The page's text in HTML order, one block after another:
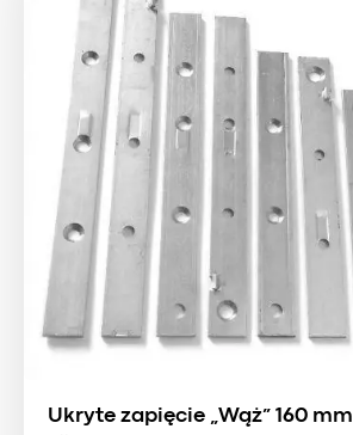
Ukryte zapięcie „Wąż” 160 mm